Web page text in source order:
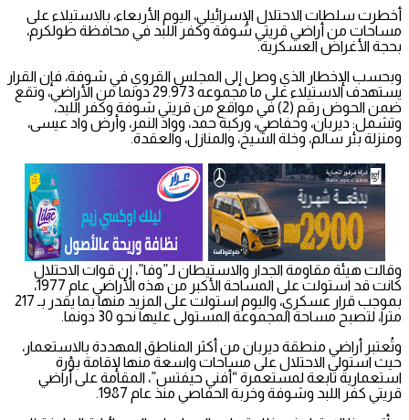
أخطرت سلطات الاحتلال الإسرائيلي، اليوم الأربعاء، بالاستيلاء على
مساحات من أراضي قريتي شوفة وكفر اللبد في محافظة طولكرم،
بحجة الأغراض العسكرية.
وبحسب الإخطار الذي وصل إلى المجلس القروي في شوفة، فإن القرار
يستهدف الاستيلاء على ما مجموعه 29.973 دونما من الأراضي، وتقع
ضمن الحوض رقم (2) في مواقع من قريتي شوفة وكفر اللبد،
وتشمل: ديربان، وحفاصي، وركبة حمد، وواد النمر، وأرض واد عيسى،
ومنزلة بئر سالم، وخلة الشيخ، والمنازل، والعقدة.
وقالت هيئة مقاومة الجدار والاستيطان لـ”وفا”، إن قوات الاحتلال
كانت قد استولت على المساحة الأكبر من هذه الأراضي عام 1977،
بموجب قرار عسكري، واليوم استولت على المزيد منها بما يقدر بـ 217
مترا، لتصبح مساحة المجموعة المستولى عليها نحو 30 دونما.
وتُعتبر أراضي منطقة ديربان من أكثر المناطق المهددة بالاستعمار،
حيث استولى الاحتلال على مساحات واسعة منها لإقامة بؤرة
استعمارية تابعة لمستعمرة “أفني حيفتس”، المقامة على أراضي
قريتي كفر اللبد وشوفة وخربة الحفاصي منذ عام 1987.